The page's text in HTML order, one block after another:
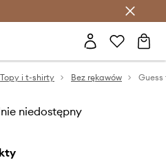
Answear Club >
Topy i t-shirty Bez rękawów Guess
niedostępny